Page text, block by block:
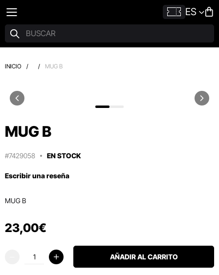
ES
INICIO / / MUG B
MUG B
#7429058 EN STOCK
Escribir una reseña
MUG B
23,00€
AÑADIR AL CARRITO